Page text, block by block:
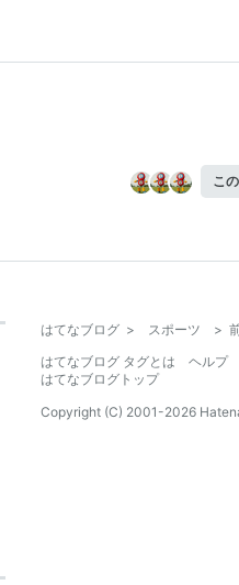
こ
はてなブログ > スポーツ >
はてなブログ タグとは
ヘルプ
はてなブログトップ
Copyright (C) 2001-2026